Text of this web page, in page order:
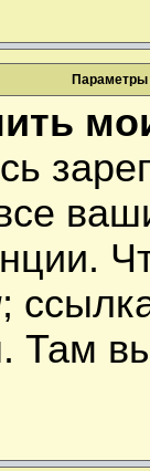
Параметры
;
Там